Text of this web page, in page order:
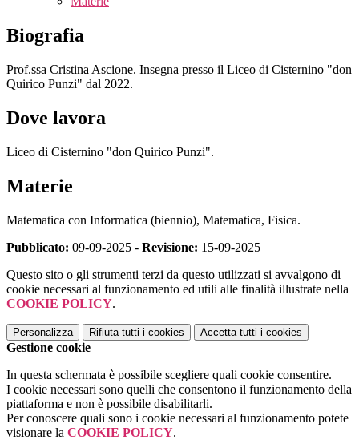
Biografia
Prof.ssa Cristina Ascione. Insegna presso il Liceo di Cisternino "don
Quirico Punzi" dal 2022.
Dove lavora
Liceo di Cisternino "don Quirico Punzi".
Materie
Matematica con Informatica (biennio), Matematica, Fisica.
Pubblicato: 09-09-2025 - Revisione: 15-09-2025
Questo sito o gli strumenti terzi da questo utilizzati si avvalgono di
cookie necessari al funzionamento ed utili alle finalità illustrate nella
COOKIE POLICY.
Personalizza Rifiuta tutti i cookies Accetta tutti i cookies
Gestione cookie
In questa schermata è possibile scegliere quali cookie consentire.
I cookie necessari sono quelli che consentono il funzionamento della
piattaforma e non è possibile disabilitarli.
Per conoscere quali sono i cookie necessari al funzionamento potete
visionare la COOKIE POLICY.